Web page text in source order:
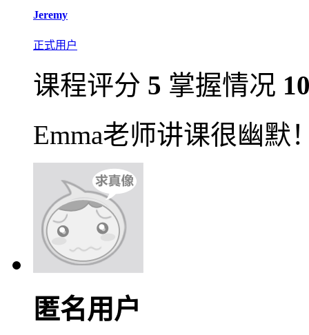
Jeremy
正式用户
课程评分 5 掌握情况
Emma老师讲课很幽默
匿名用户